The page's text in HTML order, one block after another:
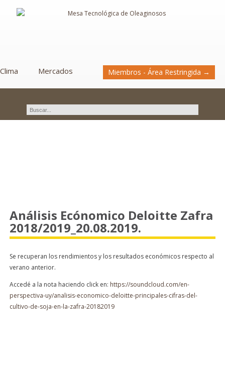
Clima Mercados Miembros - Área Restringida →
Análisis Ecónomico Deloitte Zafra
2018/2019_20.08.2019.
Se recuperan los rendimientos y los resultados económicos respecto al
verano anterior.
Accedé a la nota haciendo click en: https://soundcloud.com/en-
perspectiva-uy/analisis-economico-deloitte-principales-cifras-del-
cultivo-de-soja-en-la-zafra-20182019